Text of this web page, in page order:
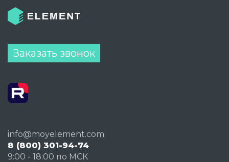
Заказать звонок
info@moyelement.com
8 (800) 301-94-74
9:00 - 18:00 по МСК